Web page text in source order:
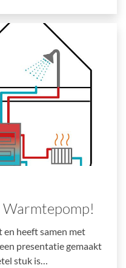
heeft samen met
presentatie gemaakt
stuk is…